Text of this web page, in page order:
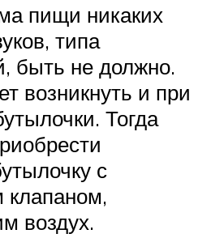
пищи никаких
типа
быть не должно.
возникнуть и при
Тогда
с
клапаном,
воздух.